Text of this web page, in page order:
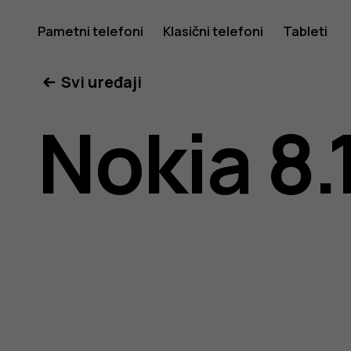
Nokia
8.1
uputstvo
Pametni telefoni Klasični telefoni Tableti
Svi uređaji
Nokia